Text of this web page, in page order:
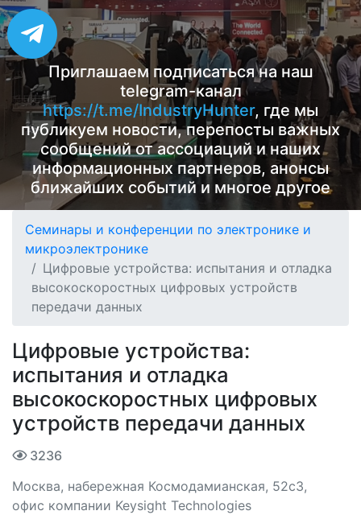
Приглашаем подписаться на наш
telegram-канал
https://t.me/IndustryHunter, где мы
публикуем новости, перепосты важных
сообщений от ассоциаций и наших
информационных партнеров, анонсы
ближайших событий и многое другое
Семинары и конференции по электронике и
микроэлектронике
Цифровые устройства: испытания и отладка
высокоскоростных цифровых устройств
передачи данных
Цифровые устройства:
испытания и отладка
высокоскоростных цифровых
устройств передачи данных
3236
Москва, набережная Космодамианская, 52с3,
офис компании Keysight Technologies